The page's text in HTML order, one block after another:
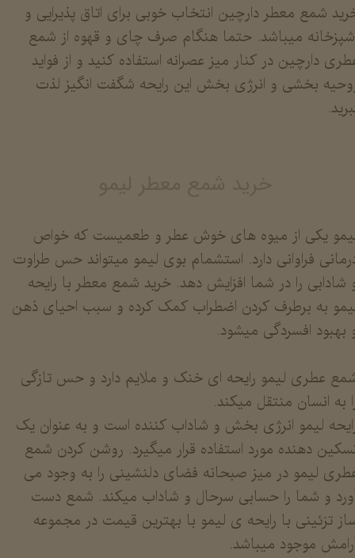
شمع معطر دارچین انتخاب خوبی برای اتاق پذیرایی و
میباشد. حتما هنگام صرف چای و قهوه از شمع
دارچین در کنار میز عصرانه استفاده کنید و از فواید
بخشی و انرژی بخش این رایحه شگفت انگیز لذت
یکی از میوه های خوش عطر و طعمیست که خواص
فراوانی دارد. استشمام بوی لیمو میتواند حس طراوت
شادابی را در شما افزایش دهد. خرید شمع معطر با رایحه
به برطرف کردن اضطراب کمک کرده و سبب احیای ذهن
بهبود افسردگی میشود.
عطری لیمو رایحه ای خنک و ملایم دارد و حس تازگی
به انسان منتقل میکند.
لیمو انرژی بخش و شاداب کننده است و به عنوان یک
دهنده مورد استفاده قرار میگیرد. روشن کردن شمع
لیمو در میز صبحانه فضای دلنشینی را به وجود می
و شما را حسابی سرحال و شاداب میکند. شمع دست
تزئینی با رایحه ی لیمو با بهترین قیمت در مجموعه
موجود میباشد.